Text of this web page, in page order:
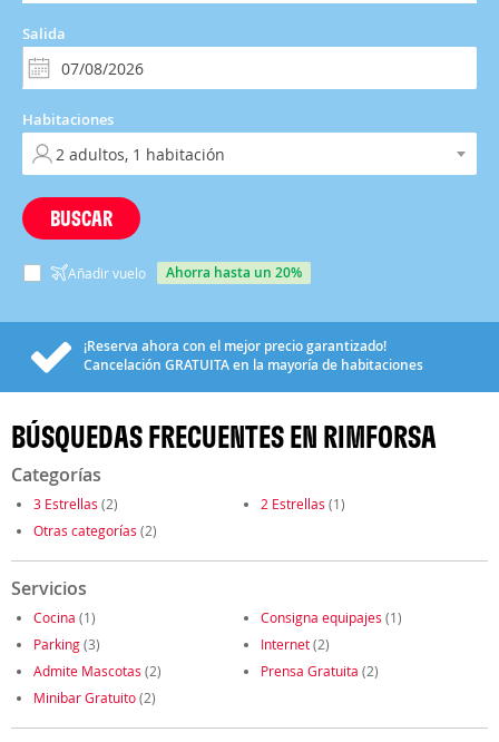
Salida
Habitaciones
BUSCAR
Añadir vuelo ahorra hasta un 20%
¡Reserva ahora con el mejor precio garantizado!
Cancelación GRATUITAen la mayoría de habitaciones
BÚSQUEDAS FRECUENTES EN RIMFORSA
Categorías
3 Estrellas (2) 2 Estrellas (1)
Otras categorías (2)
Servicios
Cocina (1) Consigna equipajes (1)
Parking(3) Internet(2)
Admite Mascotas (2) Prensa Gratuita (2)
Minibar Gratuito(2)